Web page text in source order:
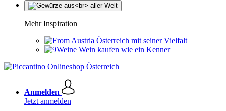
Mehr Inspiration
Österreich mit seiner Vielfalt
Wein kaufen wie ein Kenner
Anmelden
Jetzt anmelden